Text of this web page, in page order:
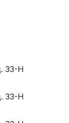
33-Н
33-Н